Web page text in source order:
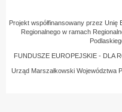
Projekt współfinansowany przez
Regionalnego w ramach
FUNDUSZE EUROPEJSKIE - DLA
Urząd Marszałkowski Województwa